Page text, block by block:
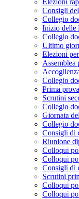
Elezioni
Consigli
Collegio
Inizio delle
Collegio
Ultimo
Elezioni
Assemblea
Collegio
Prima
Scrutini
Collegio
Giornata
Collegio
Consigli di
Riunione
Colloqui
Colloqui
Consigli di
Scrutini
Colloqui
Colloqui